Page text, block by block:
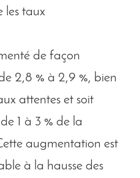
les taux
de façon
2,8 % à 2,9 %, bien
attentes et soit
1 à 3 % de la
augmentation est
à la hausse des